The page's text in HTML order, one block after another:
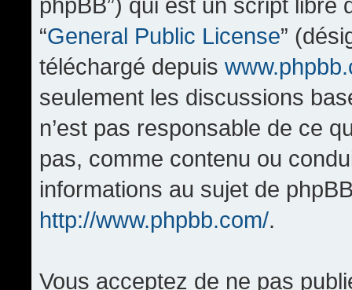
“General Public License”
téléchargé depuis
seulement les discussions
n’est pas responsable de ce
pas, comme contenu ou
informations au sujet de
http://www.phpbb.com/.
Vous acceptez de ne pas